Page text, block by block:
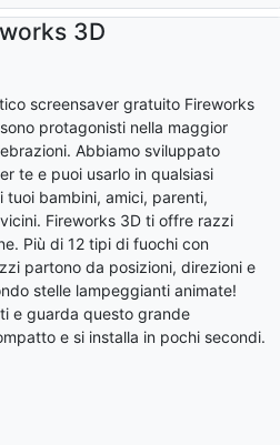
3D
screensaver gratuito Fireworks
protagonisti nella maggior
Abbiamo sviluppato
te e puoi usarlo in qualsiasi
tuoi bambini, amici, parenti,
Fireworks 3D ti offre razzi
Più di 12 tipi di fuochi con
partono da posizioni, direzioni e
stelle lampeggianti animate!
e guarda questo grande
e si installa in pochi secondi.